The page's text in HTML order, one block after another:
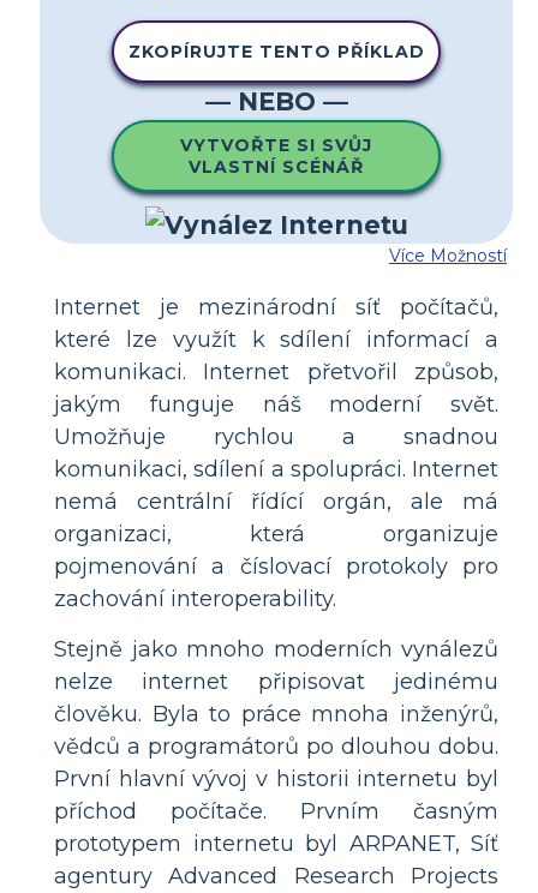
ZKOPÍRUJTE TENTO PŘÍKLAD
— NEBO —
VYTVOŘTE SI SVŮJ
VLASTNÍ SCÉNÁŘ
Více Možností
Internet je mezinárodní síť počítačů,
které lze využít k sdílení informací a
komunikaci. Internet přetvořil způsob,
jakým funguje náš moderní svět.
Umožňuje rychlou a snadnou
komunikaci, sdílení a spolupráci. Internet
nemá centrální řídící orgán, ale má
organizaci, která organizuje
pojmenování a číslovací protokoly pro
zachování interoperability.
Stejně jako mnoho moderních vynálezů
nelze internet připisovat jedinému
člověku. Byla to práce mnoha inženýrů,
vědců a programátorů po dlouhou dobu.
První hlavní vývoj v historii internetu byl
příchod počítače. Prvním časným
prototypem internetu byl ARPANET, Síť
agentury Advanced Research Projects